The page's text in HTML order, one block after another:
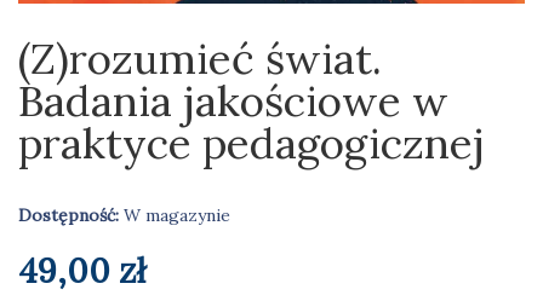
(Z)rozumieć świat.
Badania jakościowe w
praktyce pedagogicznej
Dostępność: W magazynie
49,00 zł